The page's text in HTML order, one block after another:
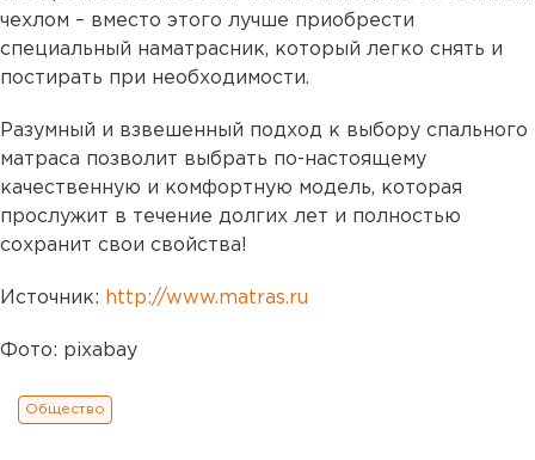
чехлом – вместо этого лучше приобрести
специальный наматрасник, который легко снять и
постирать при необходимости.
Разумный и взвешенный подход к выбору спального
матраса позволит выбрать по-настоящему
качественную и комфортную модель, которая
прослужит в течение долгих лет и полностью
сохранит свои свойства!
Источник: http://www.matras.ru
Фото: pixabay
Общество